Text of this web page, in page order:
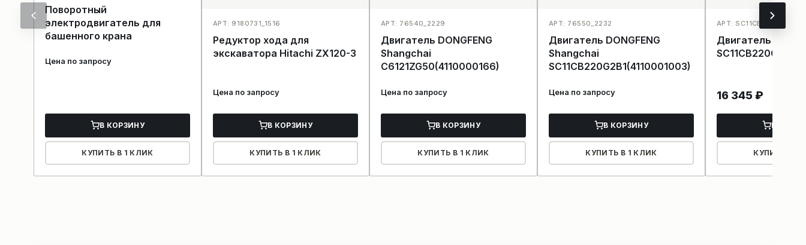
Поворотный
электродвигатель для
башенного крана
Цена по запросу
В КОРЗИНУ
КУПИТЬ В 1 КЛИК
АРТ: 9180731_1516
Редуктор хода для
экскаватора Hitachi ZX120-3
Цена по запросу
В КОРЗИНУ
КУПИТЬ В 1 КЛИК
АРТ: 76540_2229
Двигатель DONGFENG
Shangchai
C6121ZG50(4110000166)
Цена по запросу
В КОРЗИНУ
КУПИТЬ В 1 КЛИК
АРТ: 76550_2232
Двигатель DONGFENG
Shangchai
SC11CB220G2B1(4110001003)
Цена по запросу
В КОРЗИНУ
КУПИТЬ В 1 КЛИК
АРТ:
Двигатель
SC11CB220G2B1
16 345 ₽
В
КУПИТЬ В 1